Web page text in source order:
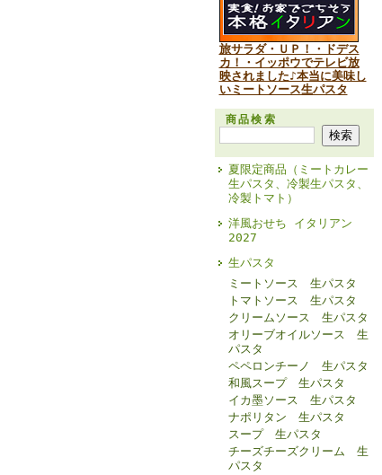
旅サラダ・ＵＰ！・ドデス
カ！・イッポウでテレビ放
映されました♪本当に美味し
いミートソース生パスタ
商品検索
夏限定商品（ミートカレー
生パスタ、冷製生パスタ、
冷製トマト）
洋風おせち イタリアン
2027
生パスタ
ミートソース 生パスタ
トマトソース 生パスタ
クリームソース 生パスタ
オリーブオイルソース 生
パスタ
ペペロンチーノ 生パスタ
和風スープ 生パスタ
イカ墨ソース 生パスタ
ナポリタン 生パスタ
スープ 生パスタ
チーズチーズクリーム 生
パスタ